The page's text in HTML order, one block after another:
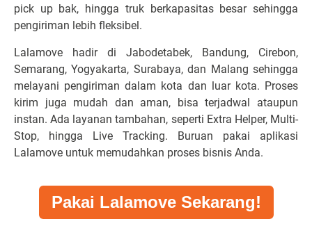
pick up bak, hingga truk berkapasitas besar sehingga
pengiriman lebih fleksibel.
Lalamove hadir di Jabodetabek, Bandung, Cirebon,
Semarang, Yogyakarta, Surabaya, dan Malang sehingga
melayani pengiriman dalam kota dan luar kota. Proses
kirim juga mudah dan aman, bisa terjadwal ataupun
instan. Ada layanan tambahan, seperti Extra Helper, Multi-
Stop, hingga Live Tracking. Buruan pakai aplikasi
Lalamove untuk memudahkan proses bisnis Anda.
Pakai Lalamove Sekarang!